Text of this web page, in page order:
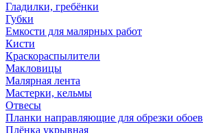
Гладилки, гребёнки
Губки
Емкости для малярных работ
Кисти
Краскораспылители
Макловицы
Малярная лента
Мастерки, кельмы
Отвесы
Планки направляющие для обрезки обоев
Плёнка укрывная